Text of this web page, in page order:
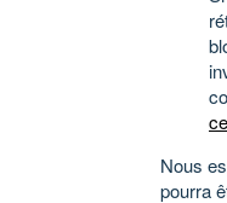
Nous
pourra